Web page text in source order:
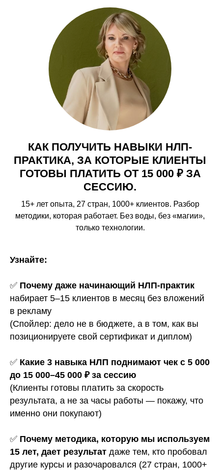
КАК ПОЛУЧИТЬ НАВЫКИ НЛП-
ПРАКТИКА, ЗА КОТОРЫЕ КЛИЕНТЫ
ГОТОВЫ ПЛАТИТЬ ОТ 15 000 ₽ ЗА
СЕССИЮ.
15+ лет опыта, 27 стран, 1000+ клиентов. Разбор
методики, которая работает. Без воды, без «магии»,
только технологии.
Узнайте:
✅ Почему даже начинающий НЛП-практик
набирает 5–15 клиентов в месяц без вложений
в рекламу
(Спойлер: дело не в бюджете, а в том, как вы
позиционируете свой сертификат и диплом)
✅ Какие 3 навыка НЛП поднимают чек с 5 000
до 15 000–45 000 ₽ за сессию
(Клиенты готовы платить за скорость
результата, а не за часы работы — покажу, что
именно они покупают)
✅ Почему методика, которую мы используем
15 лет, дает результат даже тем, кто пробовал
другие курсы и разочаровался (27 стран, 1000+